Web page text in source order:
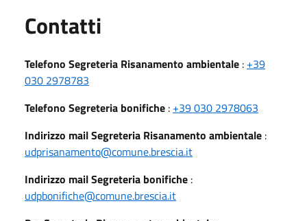
Contatti
Telefono Segreteria Risanamento ambientale : +39
030 2978783
Telefono Segreteria bonifiche : +39 030 2978063
Indirizzo mail Segreteria Risanamento ambientale :
udprisanamento@comune.brescia.it
Indirizzo mail Segreteria bonifiche :
udpbonifiche@comune.brescia.it